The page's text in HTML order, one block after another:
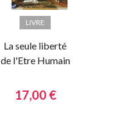
LIVRE
La seule liberté
de l'Etre Humain
17,00 €